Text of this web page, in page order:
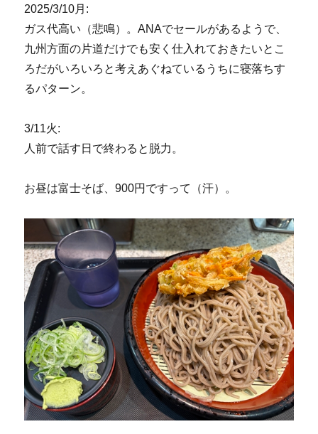
2025/3/10月:
ガス代高い（悲鳴）。ANAでセールがあるようで、
九州方面の片道だけでも安く仕入れておきたいとこ
ろだがいろいろと考えあぐねているうちに寝落ちす
るパターン。
3/11火:
人前で話す日で終わると脱力。
お昼は富士そば、900円ですって（汗）。